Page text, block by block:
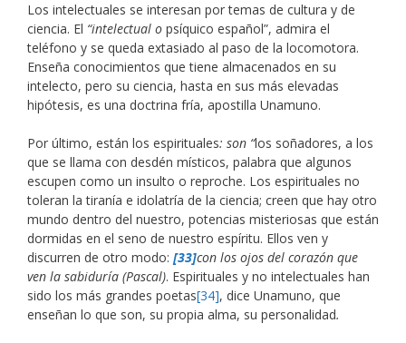
Los intelectuales se interesan por temas de cultura y de
ciencia. El “intelectual o psíquico español”, admira el
teléfono y se queda extasiado al paso de la locomotora.
Enseña conocimientos que tiene almacenados en su
intelecto, pero su ciencia, hasta en sus más elevadas
hipótesis, es una doctrina fría, apostilla Unamuno.
Por último, están los espirituales: son “los soñadores, a los
que se llama con desdén místicos, palabra que algunos
escupen como un insulto o reproche. Los espirituales no
toleran la tiranía e idolatría de la ciencia; creen que hay otro
mundo dentro del nuestro, potencias misteriosas que están
dormidas en el seno de nuestro espíritu. Ellos ven y
discurren de otro modo: [33]con los ojos del corazón que
ven la sabiduría (Pascal). Espirituales y no intelectuales han
sido los más grandes poetas[34], dice Unamuno, que
enseñan lo que son, su propia alma, su personalidad.